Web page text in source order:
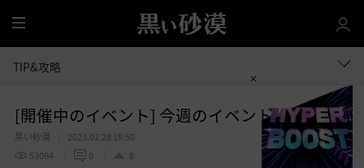
全
体
TIP&攻略
[開催中のイベント] 今週のイベントは？
黒い砂漠
2023.02.28 19:50
53064
0 8